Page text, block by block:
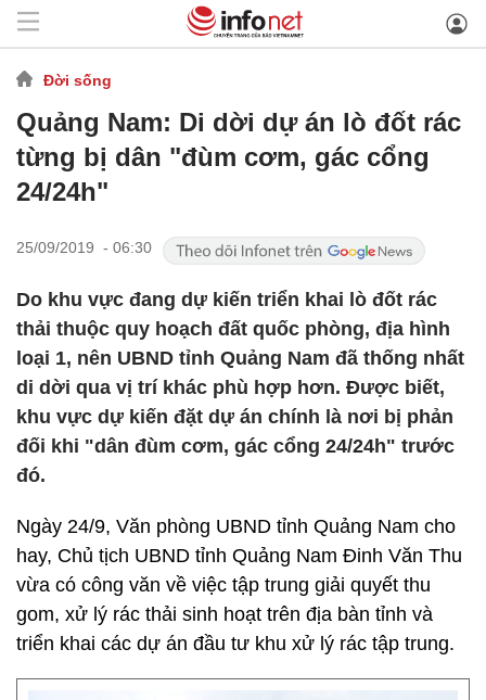
Đời sống
Quảng Nam: Di dời dự án lò đốt rác
từng bị dân "đùm cơm, gác cổng
24/24h"
25/09/2019 - 06:30
Do khu vực đang dự kiến triển khai lò đốt rác
thải thuộc quy hoạch đất quốc phòng, địa hình
loại 1, nên UBND tỉnh Quảng Nam đã thống nhất
di dời qua vị trí khác phù hợp hơn. Được biết,
khu vực dự kiến đặt dự án chính là nơi bị phản
đối khi "dân đùm cơm, gác cổng 24/24h" trước
đó.
Ngày 24/9, Văn phòng UBND tỉnh Quảng Nam cho
hay, Chủ tịch UBND tỉnh Quảng Nam Đinh Văn Thu
vừa có công văn về việc tập trung giải quyết thu
gom, xử lý rác thải sinh hoạt trên địa bàn tỉnh và
triển khai các dự án đầu tư khu xử lý rác tập trung.